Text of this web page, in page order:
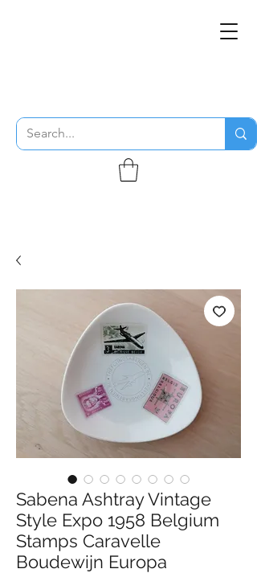
Sabena Ashtray Vintage
Style Expo 1958 Belgium
Stamps Caravelle
Boudewijn Europa